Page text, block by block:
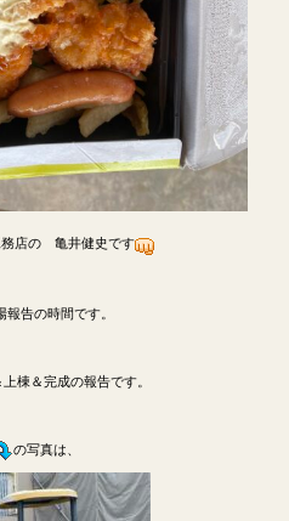
店の 亀井健史です
告の時間です。
棟＆完成の報告です。
の写真は、